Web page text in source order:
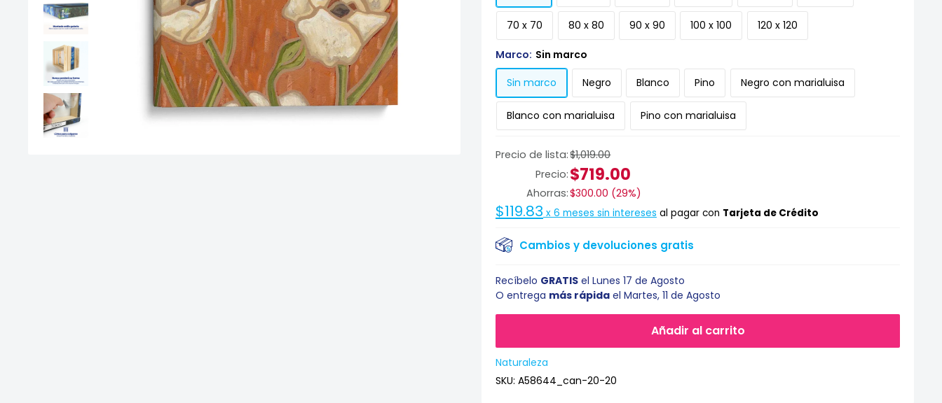
Precio de lista:$1,019.00
Precio: $719.00
Ahorras:$300.00 (29%)
$119.83 x 6 meses sin intereses al pagar con Tarjeta de Crédito
Cambios y devoluciones gratis
70 x 70 80 x 80 90 x 90 100 x 100 120 x 120
Marco: Sin marco
Sin marco Negro Blanco Pino Negro con marialuisa
Blanco con marialuisa Pino con marialuisa
Añadir al carrito
Recíbelo GRATIS el Lunes 17 de Agosto
O entrega más rápida el Martes, 11 de Agosto
Naturaleza
SKU: A58644_can-20-20